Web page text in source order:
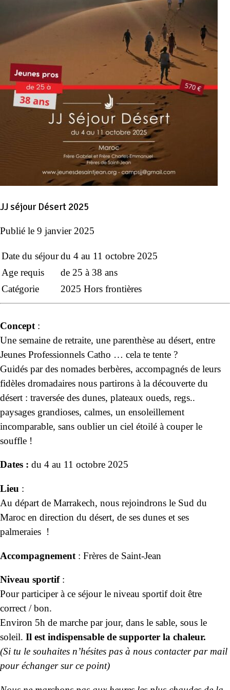
JJ séjour Désert 2025
Publié le 9 janvier 2025
Date du séjourdu 4 au 11 octobre 2025
Age requis
de 25 à 38 ans
Catégorie
2025 Hors frontières
Concept :
Une semaine de retraite, une parenthèse au désert, entre
Jeunes Professionnels Catho … cela te tente ?
Guidés par des nomades berbères, accompagnés de leurs
fidèles dromadaires nous partirons à la découverte du
désert : traversée des dunes, plateaux oueds, regs..
paysages grandioses, calmes, un ensoleillement
incomparable, sans oublier un ciel étoilé à couper le
souffle !
Dates : du 4 au 11 octobre 2025
Lieu :
Au départ de Marrakech, nous rejoindrons le Sud du
Maroc en direction du désert, de ses dunes et ses
palmeraies !
Accompagnement : Frères de Saint-Jean
Niveau sportif:
Pour participer à ce séjour le niveau sportif doit être
correct / bon.
Environ 5h de marche par jour, dans le sable, sous le
soleil. Il est indispensable de supporter la chaleur.
(Si tu le souhaites n’hésites pas à nous contacter par mail
pour échanger sur ce point)